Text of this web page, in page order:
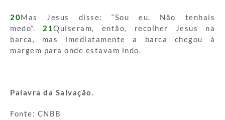
20Mas Jesus disse: “Sou eu. Não tenhais
medo”. 21Quiseram, então, recolher Jesus na
barca, mas imediatamente a barca chegou à
margem para onde estavam indo.
Palavra da Salvação.
Fonte: CNBB